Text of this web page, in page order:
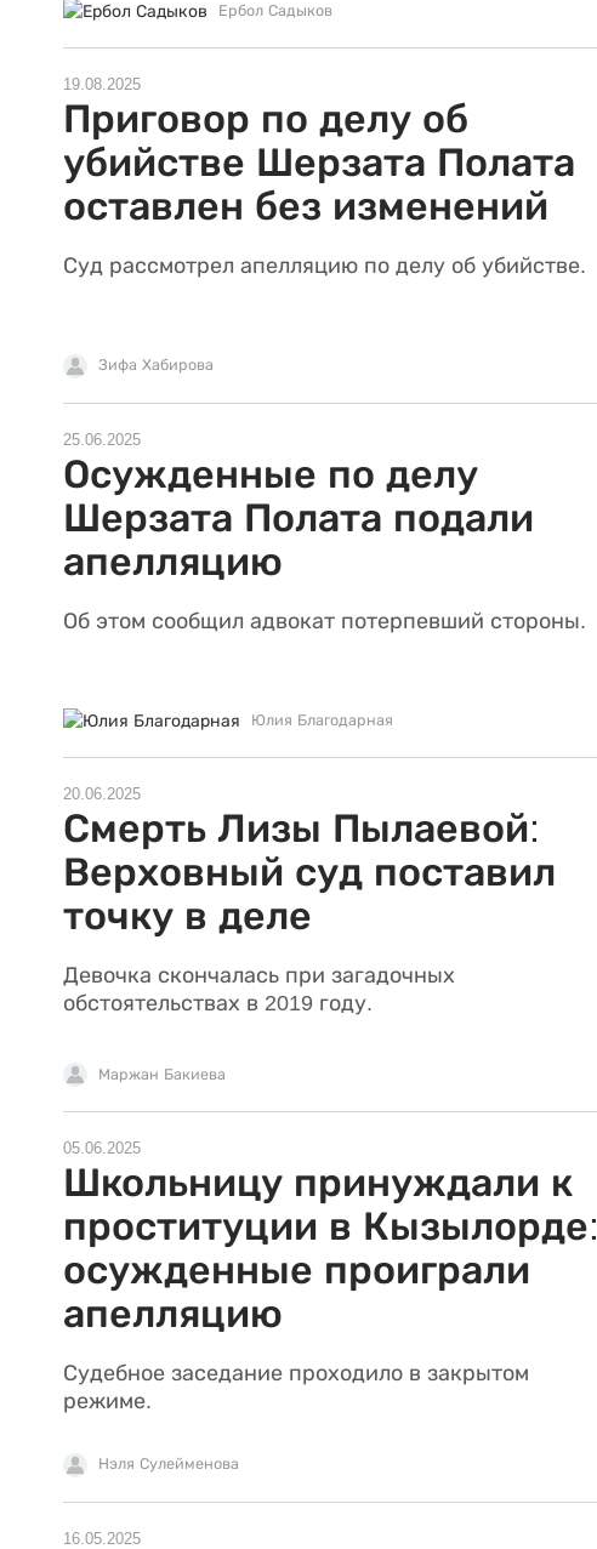
Ербол Садыков
19.08.2025
Приговор по делу об
убийстве Шерзата Полата
оставлен без изменений
Суд рассмотрел апелляцию по делу об убийстве.
Зифа Хабирова
25.06.2025
Осужденные по делу
Шерзата Полата подали
апелляцию
Об этом сообщил адвокат потерпевший стороны.
Юлия Благодарная
20.06.2025
Смерть Лизы Пылаевой:
Верховный суд поставил
точку в деле
Девочка скончалась при загадочных
обстоятельствах в 2019 году.
Маржан Бакиева
05.06.2025
Школьницу принуждали к
проституции в Кызылорде:
осужденные проиграли
апелляцию
Судебное заседание проходило в закрытом
режиме.
Нэля Сулейменова
16.05.2025